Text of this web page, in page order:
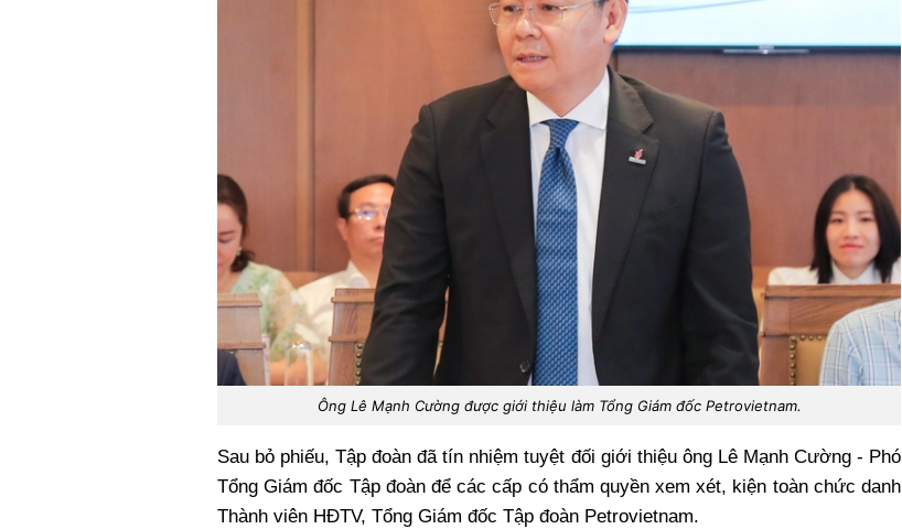
Ông Lê Mạnh Cường được giới thiệu làm Tổng Giám đốc Petrovietnam.
Sau bỏ phiếu, Tập đoàn đã tín nhiệm tuyệt đối giới thiệu ông Lê Mạnh Cường - Phó
Tổng Giám đốc Tập đoàn để các cấp có thẩm quyền xem xét, kiện toàn chức danh
Thành viên HĐTV, Tổng Giám đốc Tập đoàn Petrovietnam.